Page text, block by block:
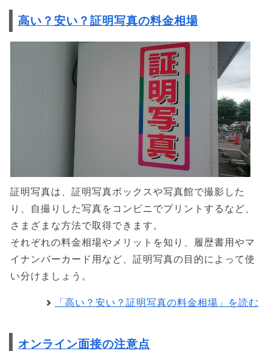
高い？安い？証明写真の料金相場
証明写真は、証明写真ボックスや写真館で撮影した
り、自撮りした写真をコンビニでプリントするなど、
さまざまな方法で取得できます。
それぞれの料金相場やメリットを知り、履歴書用やマ
イナンバーカード用など、証明写真の目的によって使
い分けましょう。
「高い？安い？証明写真の料金相場」を読む
オンライン面接の注意点